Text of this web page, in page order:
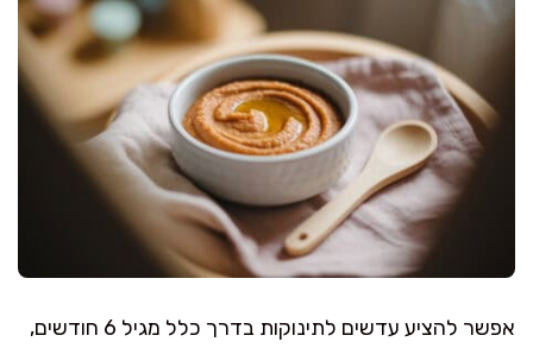
אפשר להציע עדשים לתינוקות בדרך כלל מגיל 6 חודשים,